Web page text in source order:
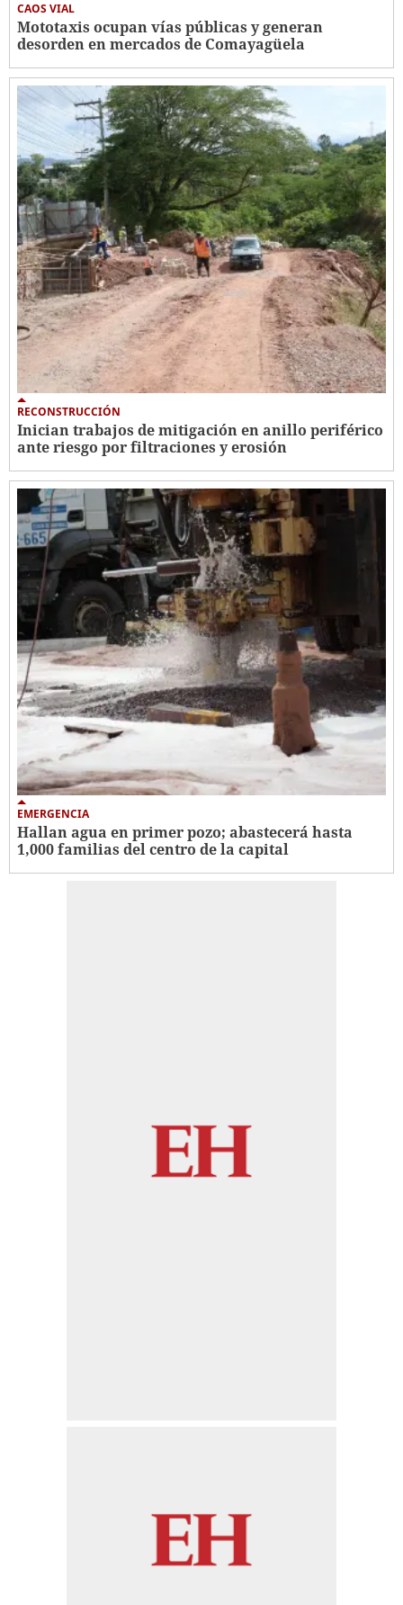
CAOS VIAL
Mototaxis ocupan vías públicas y generan
desorden en mercados de Comayagüela
RECONSTRUCCIÓN
Inician trabajos de mitigación en anillo periférico
ante riesgo por filtraciones y erosión
EMERGENCIA
Hallan agua en primer pozo; abastecerá hasta
1,000 familias del centro de la capital